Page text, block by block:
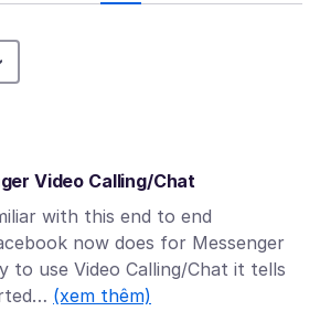
Video Calling/Chat
with this end to end
now does for Messenger
to use Video Calling/Chat it tells
(xem thêm)